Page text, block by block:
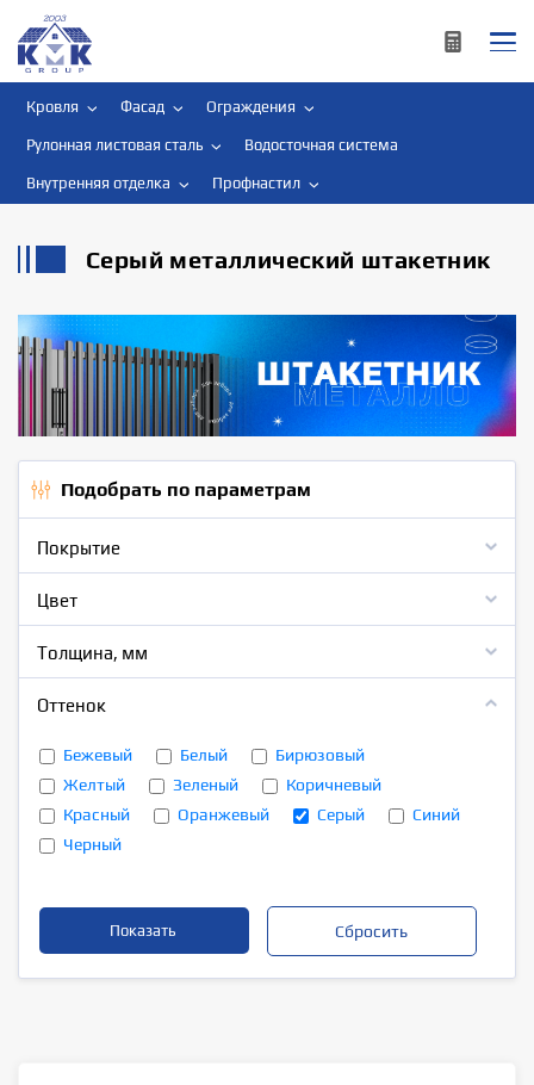
Кровля Фасад Ограждения
Рулонная листовая сталь Водосточная система
Внутренняя отделка Профнастил
Серый металлический штакетник
Подобрать по параметрам
Покрытие
Цвет
Толщина, мм
Оттенок
Бежевый Белый
Бирюзовый
Желтый
Зеленый
Коричневый
Красный
Оранжевый Серый
Синий
Черный